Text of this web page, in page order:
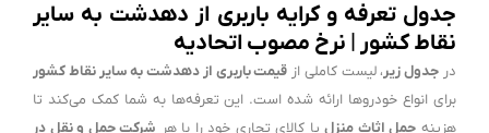
جدول تعرفه و کرایه باربری از دهدشت به سایر
نقاط کشور | نرخ مصوب اتحادیه
در جدول زیر، لیست کاملی از قیمت باربری از دهدشت به سایر نقاط کشور
برای انواع خودروها ارائه شده است. این تعرفه‌ها به شما کمک می‌کند تا
هزینه حمل اثاث منزلیا کالای تجاری خود را با هر شرکت حمل و نقل در